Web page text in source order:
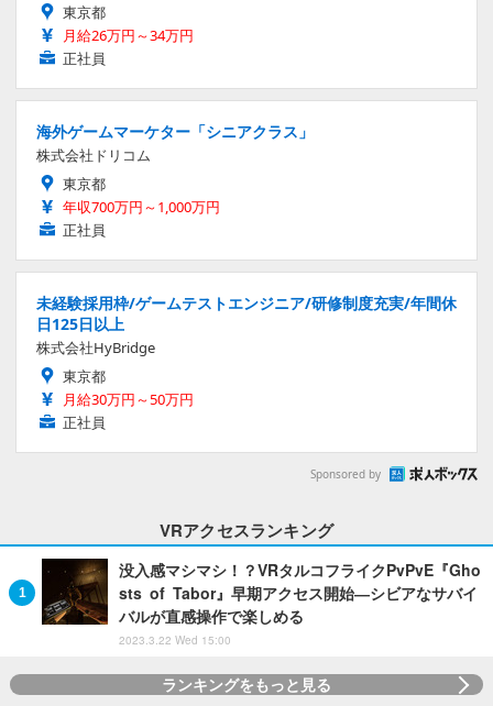
東京都
月給26万円～34万円
正社員
海外ゲームマーケター「シニアクラス」
株式会社ドリコム
東京都
年収700万円～1,000万円
正社員
未経験採用枠/ゲームテストエンジニア/研修制度充実/年間休
日125日以上
株式会社HyBridge
東京都
月給30万円～50万円
正社員
Sponsored by
VRアクセスランキング
没入感マシマシ！？VRタルコフライクPvPvE『Gho
sts of Tabor』早期アクセス開始―シビアなサバイ
バルが直感操作で楽しめる
2023.3.22 Wed 15:00
ランキングをもっと見る